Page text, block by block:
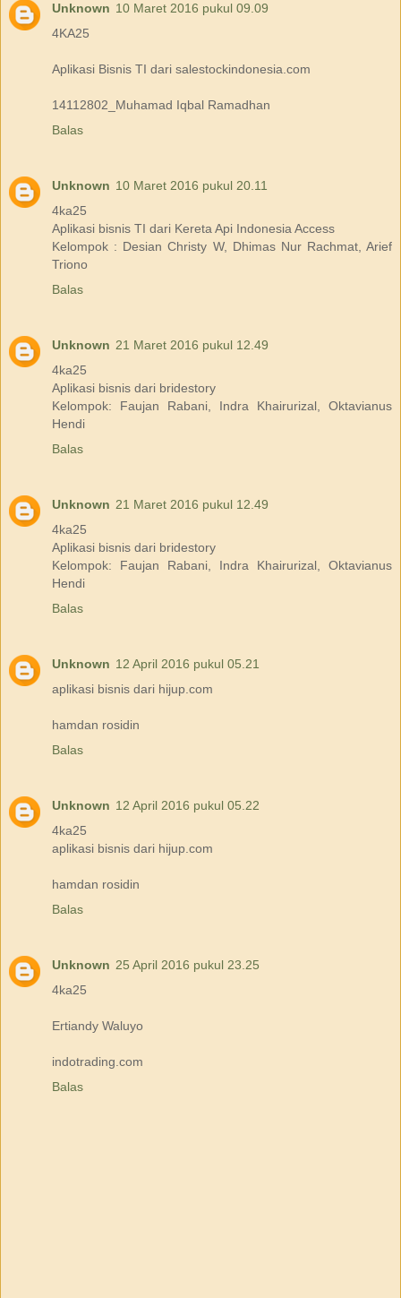
Unknown 10 Maret 2016 pukul 09.09
4KA25
Aplikasi Bisnis TI dari salestockindonesia.com
14112802_Muhamad Iqbal Ramadhan
Balas
Unknown 10 Maret 2016 pukul 20.11
4ka25
Aplikasi bisnis TI dari Kereta Api Indonesia Access
Kelompok : Desian Christy W, Dhimas Nur Rachmat, Arief
Triono
Balas
Unknown 21 Maret 2016 pukul 12.49
4ka25
Aplikasi bisnis dari bridestory
Kelompok: Faujan Rabani, Indra Khairurizal, Oktavianus
Hendi
Balas
Unknown 21 Maret 2016 pukul 12.49
4ka25
Aplikasi bisnis dari bridestory
Kelompok: Faujan Rabani, Indra Khairurizal, Oktavianus
Hendi
Balas
Unknown 12 April 2016 pukul 05.21
aplikasi bisnis dari hijup.com
hamdan rosidin
Balas
Unknown 12 April 2016 pukul 05.22
4ka25
aplikasi bisnis dari hijup.com
hamdan rosidin
Balas
Unknown 25 April 2016 pukul 23.25
4ka25
Ertiandy Waluyo
indotrading.com
Balas